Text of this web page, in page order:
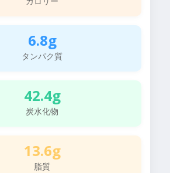
6.8g
タンパク質
42.4g
炭水化物
13.6g
脂質